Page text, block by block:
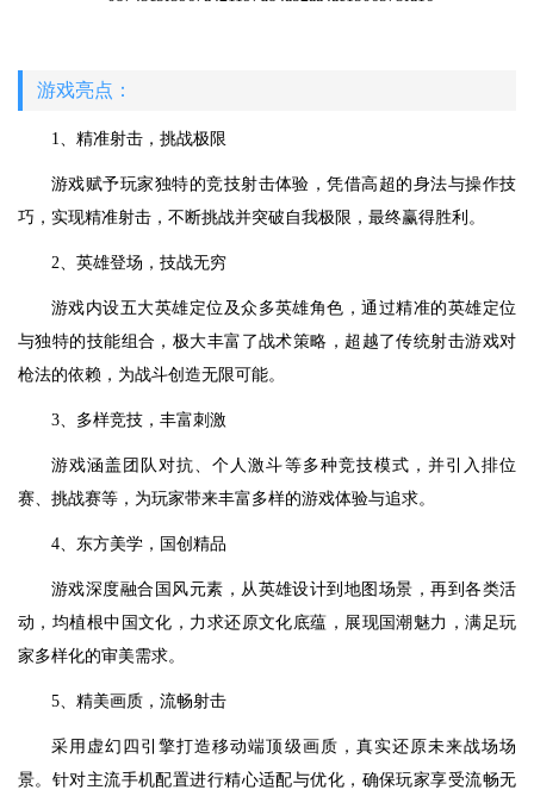
游戏亮点：
1、精准射击，挑战极限
游戏赋予玩家独特的竞技射击体验，凭借高超的身法与操作技
巧，实现精准射击，不断挑战并突破自我极限，最终赢得胜利。
2、英雄登场，技战无穷
游戏内设五大英雄定位及众多英雄角色，通过精准的英雄定位
与独特的技能组合，极大丰富了战术策略，超越了传统射击游戏对
枪法的依赖，为战斗创造无限可能。
3、多样竞技，丰富刺激
游戏涵盖团队对抗、个人激斗等多种竞技模式，并引入排位
赛、挑战赛等，为玩家带来丰富多样的游戏体验与追求。
4、东方美学，国创精品
游戏深度融合国风元素，从英雄设计到地图场景，再到各类活
动，均植根中国文化，力求还原文化底蕴，展现国潮魅力，满足玩
家多样化的审美需求。
5、精美画质，流畅射击
采用虚幻四引擎打造移动端顶级画质，真实还原未来战场场
景。针对主流手机配置进行精心适配与优化，确保玩家享受流畅无